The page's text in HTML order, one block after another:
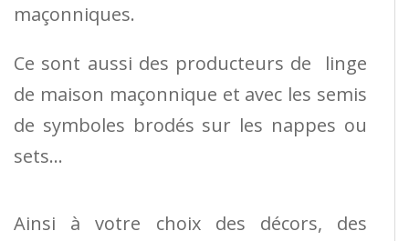
maçonniques.
Ce sont aussi des producteurs de linge
de maison maçonnique et avec les semis
de symboles brodés sur les nappes ou
sets…
Ainsi à votre choix des décors, des